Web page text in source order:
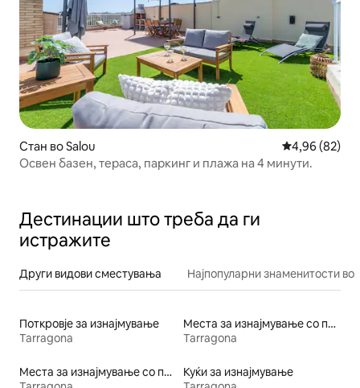
Стан во Salou Просечна
4,96 (82)
Освен базен, тераса, паркинг и плажа на 4 минути.
Дестинации што треба да ги
истражите
Други видови сместувања Најпопуларни знаменитости во
Поткровје за изнајмување
Tarragona
Места за изнајмување со пристап до езеро
Tarragona
Места за изнајмување со пристап до плажа
Куќи за изнајмување